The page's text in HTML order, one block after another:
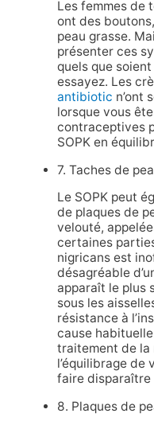
Les femmes de
ont des
peau grasse.
présenter ces
quels que
essayez. Les
antibiotic n’ont
lorsque vous
contraceptives
SOPK en
7. Taches de
Le SOPK peut
de plaques de
velouté,
certaines
nigricans est
désagréable
apparaît le plus
sous les
résistance à
cause
traitement de la
l’équilibrage de
faire
8. Plaques de